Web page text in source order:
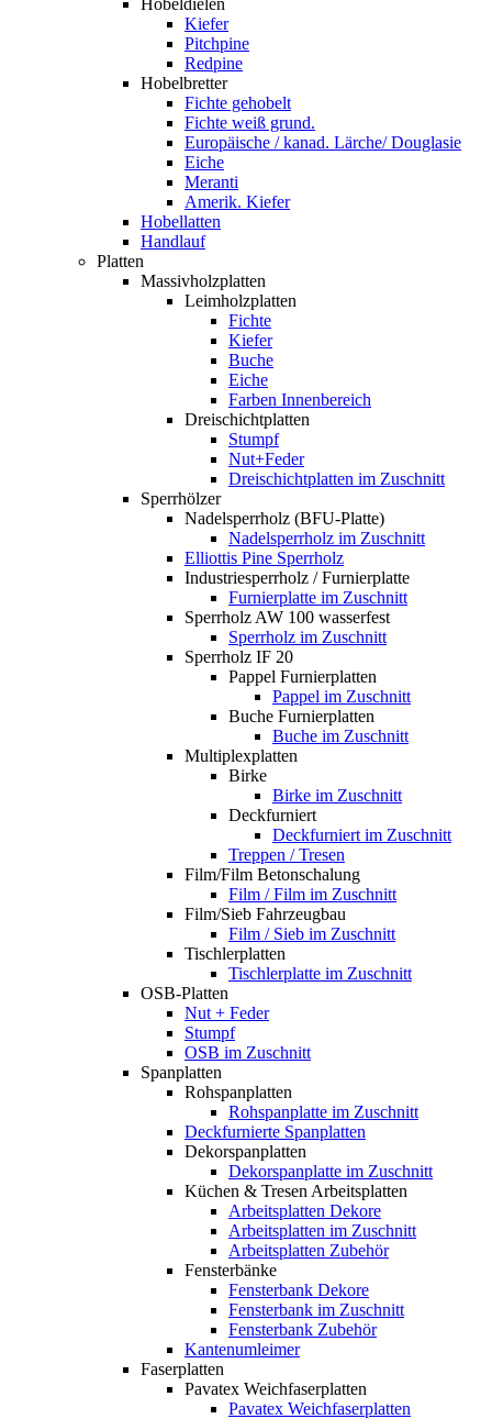
Kiefer
Pitchpine
Redpine
Hobelbretter
Fichte gehobelt
Fichte weiß grund.
Europäische / kanad. Lärche/ Douglasie
Eiche
Meranti
Amerik. Kiefer
Hobellatten
Handlauf
Platten
Massivholzplatten
Leimholzplatten
Fichte
Kiefer
Buche
Eiche
Farben Innenbereich
Dreischichtplatten
Stumpf
Nut+Feder
Dreischichtplatten im Zuschnitt
Sperrhölzer
Nadelsperrholz (BFU-Platte)
Nadelsperrholz im Zuschnitt
Elliottis Pine Sperrholz
Industriesperrholz / Furnierplatte
Furnierplatte im Zuschnitt
Sperrholz AW 100 wasserfest
Sperrholz im Zuschnitt
Sperrholz IF 20
Pappel Furnierplatten
Pappel im Zuschnitt
Buche Furnierplatten
Buche im Zuschnitt
Multiplexplatten
Birke
Birke im Zuschnitt
Deckfurniert
Deckfurniert im Zuschnitt
Treppen / Tresen
Film/Film Betonschalung
Film / Film im Zuschnitt
Film/Sieb Fahrzeugbau
Film / Sieb im Zuschnitt
Tischlerplatten
Tischlerplatte im Zuschnitt
OSB-Platten
Nut + Feder
Stumpf
OSB im Zuschnitt
Spanplatten
Rohspanplatten
Rohspanplatte im Zuschnitt
Deckfurnierte Spanplatten
Dekorspanplatten
Dekorspanplatte im Zuschnitt
Küchen & Tresen Arbeitsplatten
Arbeitsplatten Dekore
Arbeitsplatten im Zuschnitt
Arbeitsplatten Zubehör
Fensterbänke
Fensterbank Dekore
Fensterbank im Zuschnitt
Fensterbank Zubehör
Kantenumleimer
Faserplatten
Pavatex Weichfaserplatten
Pavatex Weichfaserplatten